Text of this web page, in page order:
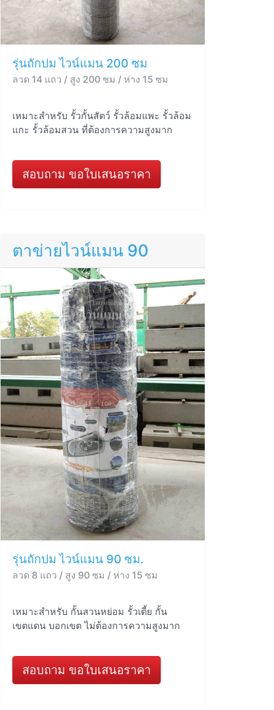
รุ่นถักปม ไวน์แมน 200 ซม
ลวด 14 แถว / สูง 200 ซม / ห่าง 15 ซม
เหมาะสำหรับ รั้วกั้นสัตว์ รั้วล้อมแพะ รั้วล้อม
แกะ รั้วล้อมสวน ที่ต้องการความสูงมาก
สอบถาม ขอใบเสนอราคา
ตาข่ายไวน์แมน 90
รุ่นถักปม ไวน์แมน 90 ซม.
ลวด 8 แถว / สูง 90 ซม / ห่าง 15 ซม
เหมาะสำหรับ กั้นสวนหย่อม รั้วเตี้ย กั้น
เขตแดน บอกเขต ไม่ต้องการความสูงมาก
สอบถาม ขอใบเสนอราคา